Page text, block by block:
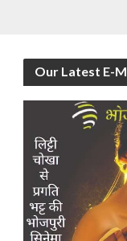
Our Latest E-